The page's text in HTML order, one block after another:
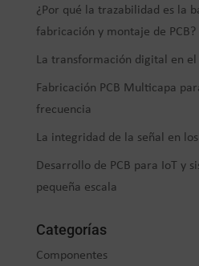
¿Por qué la trazabilidad es la
fabricación y montaje de PCB?
La transformación digital en el
Fabricación PCB Multicapa
frecuencia
La integridad de la señal en los
Desarrollo de PCB para IoT y
pequeña escala
Categorías
Componentes